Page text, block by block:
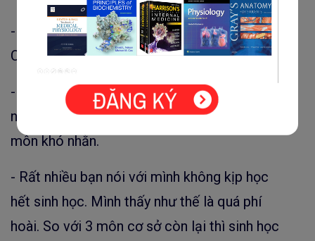
- Nguyên tắc: “ĐỪNG THẤY DỄ MÀ ĐỂ ĐẾN
CUỐI MỚI HỌC”
- Có lẽ đây là môn dễ trong 4 môn cơ sở
nhưng nếu chủ quan không ôn thì cũng thành
môn khó nhằn.
- Rất nhiều bạn nói với mình không kịp học
hết sinh học. Mình thấy như thế là quá phí
hoài. So với 3 môn cơ sở còn lại thì sinh học